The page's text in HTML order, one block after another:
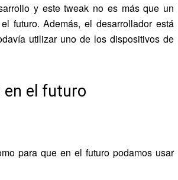
y este tweak no es más que un
futuro. Además, el desarrollador está
utilizar uno de los dispositivos de
en el futuro
para que en el futuro podamos usar